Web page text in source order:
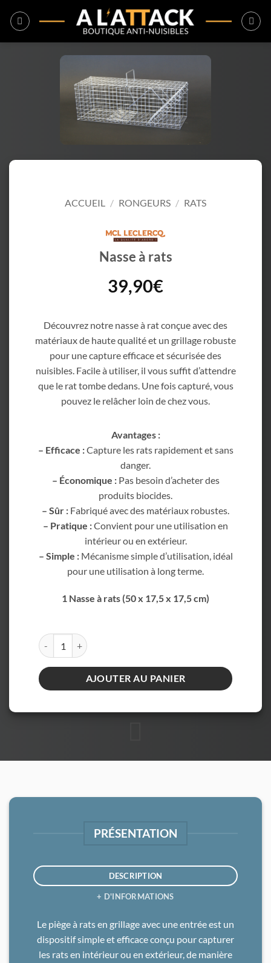
ACCUEIL / RONGEURS / RATS
Nasse à rats
39,90€
Découvrez notre nasse à rat conçue avec des
matériaux de haute qualité et un grillage robuste
pour une capture efficace et sécurisée des
nuisibles. Facile à utiliser, il vous suffit d’attendre
que le rat tombe dedans. Une fois capturé, vous
pouvez le relâcher loin de chez vous.
Avantages :
– Efficace :Capture les rats rapidement et sans
danger.
– Économique :Pas besoin d’acheter des
produits biocides.
– Sûr : Fabriqué avec des matériaux robustes.
– Pratique :Convient pour une utilisation en
intérieur ou en extérieur.
– Simple :Mécanisme simple d’utilisation, idéal
pour une utilisation à long terme.
1 Nasse à rats (50 x 17,5 x 17,5 cm)
quantité de MCL - Nasse à rats
AJOUTER AU PANIER
PRÉSENTATION
DESCRIPTION
+ D'INFORMATIONS
Le piège à rats en grillage avec une entrée est un
dispositif simple et efficace conçu pour capturer
les rats en intérieur ou en extérieur, de manière